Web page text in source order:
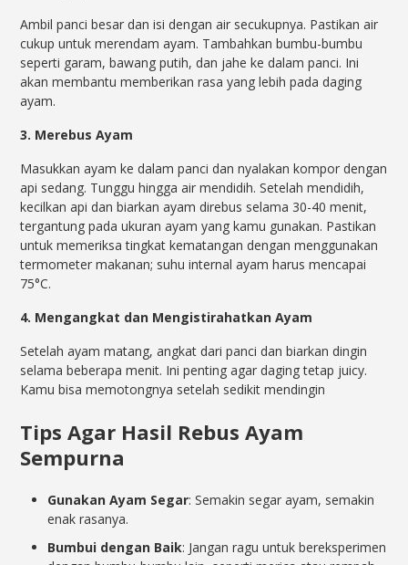
Ambil panci besar dan isi dengan air secukupnya. Pastikan air
cukup untuk merendam ayam. Tambahkan bumbu-bumbu
seperti garam, bawang putih, dan jahe ke dalam panci. Ini
akan membantu memberikan rasa yang lebih pada daging
ayam.
3. Merebus Ayam
Masukkan ayam ke dalam panci dan nyalakan kompor dengan
api sedang. Tunggu hingga air mendidih. Setelah mendidih,
kecilkan api dan biarkan ayam direbus selama 30-40 menit,
tergantung pada ukuran ayam yang kamu gunakan. Pastikan
untuk memeriksa tingkat kematangan dengan menggunakan
termometer makanan; suhu internal ayam harus mencapai
75°C.
4. Mengangkat dan Mengistirahatkan Ayam
Setelah ayam matang, angkat dari panci dan biarkan dingin
selama beberapa menit. Ini penting agar daging tetap juicy.
Kamu bisa memotongnya setelah sedikit mendingin
Tips Agar Hasil Rebus Ayam
Sempurna
Gunakan Ayam Segar: Semakin segar ayam, semakin
enak rasanya.
Bumbui dengan Baik: Jangan ragu untuk bereksperimen